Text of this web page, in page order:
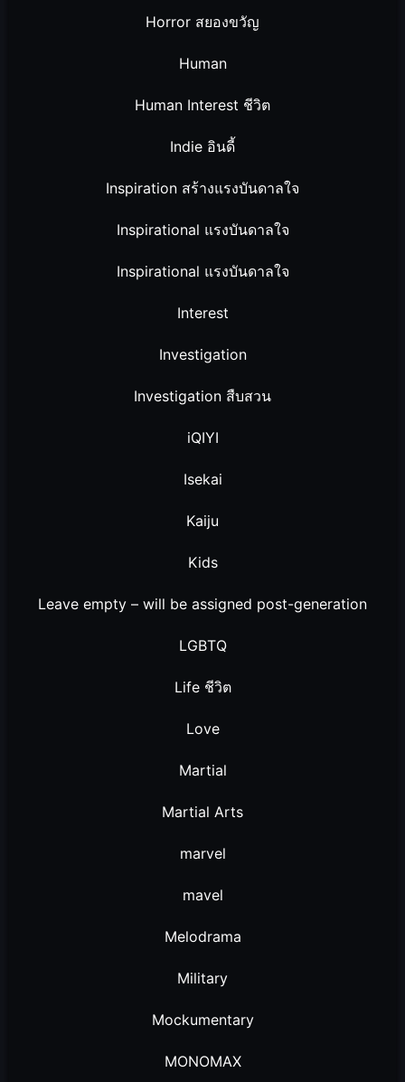
Horror สยองขวัญ
Human
Human Interest ชีวิต
Indie อินดี้
Inspiration สร้างแรงบันดาลใจ
Inspirational แรงบันดาลใจ
Inspirational แรงบันดาลใจ
Interest
Investigation
Investigation สืบสวน
iQIYI
Isekai
Kaiju
Kids
Leave empty – will be assigned post-generation
LGBTQ
Life ชีวิต
Love
Martial
Martial Arts
marvel
mavel
Melodrama
Military
Mockumentary
MONOMAX